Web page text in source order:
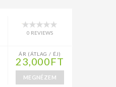
0 REVIEWS
ÁR (ÁTLAG / ÉJ)
23,000FT
MEGNÉZEM